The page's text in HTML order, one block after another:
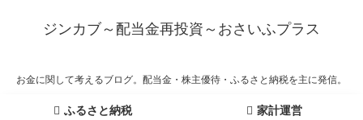
ジンカブ～配当金再投資～おさいふプラス
お金に関して考えるブログ。配当金・株主優待・ふるさと納税を主に発信。
ふるさと納税 家計運営